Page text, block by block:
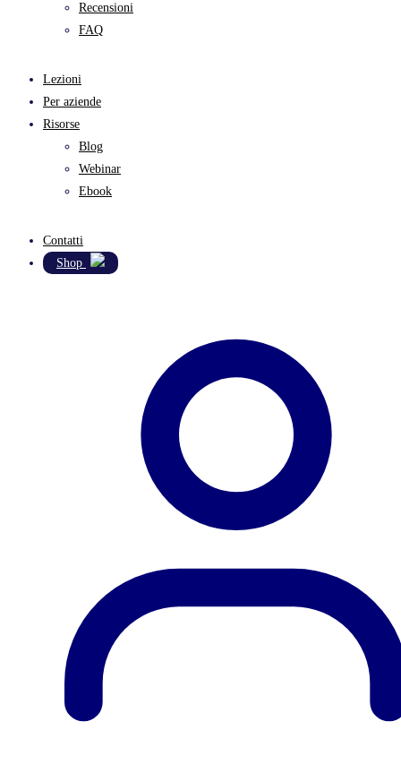
Recensioni
FAQ
Lezioni
Per aziende
Risorse
Blog
Webinar
Ebook
Contatti
Shop